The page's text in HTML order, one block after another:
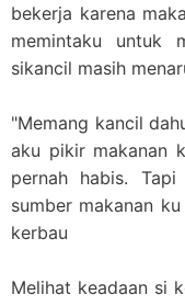
bekerja karena
memintaku untuk
sikancil masih
"Memang kancil
aku pikir makanan
pernah habis.
sumber makanan
kerbau
Melihat keadaan si